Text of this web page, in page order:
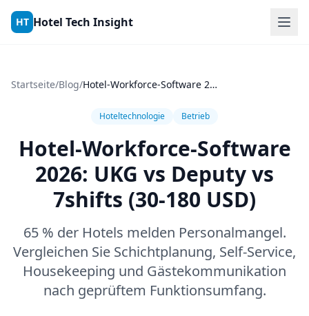
Skip to content
HT Hotel Tech Insight
Startseite/Blog/ Hotel-Workforce-Software 2026: UKG vs Deputy vs 7shifts (30-180 USD)
Hoteltechnologie Betrieb
Hotel-Workforce-Software
2026: UKG vs Deputy vs
7shifts (30-180 USD)
65 % der Hotels melden Personalmangel.
Vergleichen Sie Schichtplanung, Self-Service,
Housekeeping und Gästekommunikation
nach geprüftem Funktionsumfang.